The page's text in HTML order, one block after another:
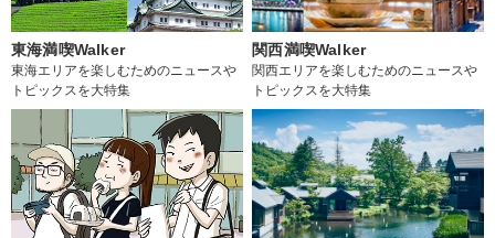
東海満喫Walker
東海エリアを楽しむためのニュースや
トピックスを大特集
関西満喫Walker
関西エリアを楽しむためのニュースや
トピックスを大特集